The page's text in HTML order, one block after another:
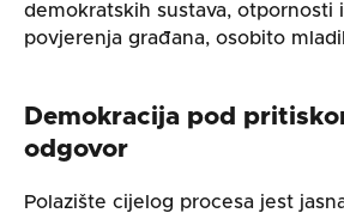
demokratskih sustava, otpornosti
povjerenja građana, osobito
Demokracija pod
odgovor
Polazište cijelog procesa jest